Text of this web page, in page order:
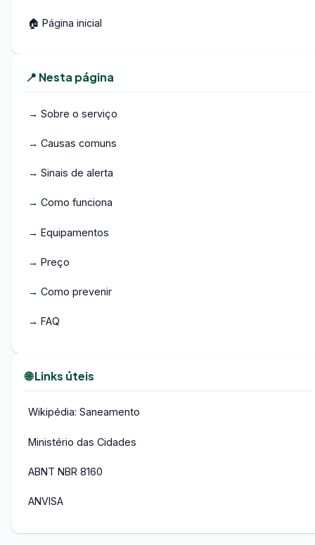
🏠 Página inicial
📍 Nesta página
→ Sobre o serviço
→ Causas comuns
→ Sinais de alerta
→ Como funciona
→ Equipamentos
→ Preço
→ Como prevenir
→ FAQ
🌐 Links úteis
Wikipédia: Saneamento
Ministério das Cidades
ABNT NBR 8160
ANVISA